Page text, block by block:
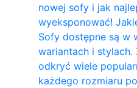
nowej sofy i jak
wyeksponować!
Sofy dostępne są w
wariantach i stylach.
odkryć wiele
każdego rozmiaru